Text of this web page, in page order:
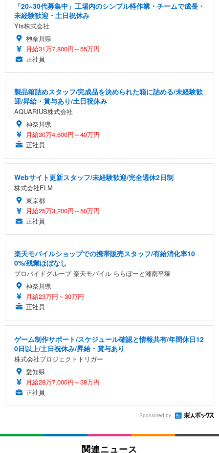
「20~30代募集中」工場内のシンプル軽作業・チームで成長・
未経験歓迎・土日祝休み
Yts株式会社
神奈川県
月給31万7,800円～55万円
正社員
製品箱詰めスタッフ/完成品を決められた箱に詰める/未経験歓
迎/昇給・賞与あり/土日祝休み
AQUARIUS株式会社
神奈川県
月給30万4,600円～40万円
正社員
Webサイト更新スタッフ/未経験歓迎/完全週休2日制
株式会社ELM
東京都
月給25万3,200円～50万円
正社員
楽天モバイルショップでの携帯販売スタッフ/有給消化率10
0%/残業ほぼなし
プロバイドグループ 楽天モバイル ららぽーと湘南平塚
神奈川県
月給23万円～30万円
正社員
ゲーム制作サポート/スケジュール確認と情報共有/年間休日12
0日以上/土日祝休み/昇給・賞与あり
株式会社プロジェクトトリガー
愛知県
月給28万7,000円～38万円
正社員
Sponsored by
関連ニュース